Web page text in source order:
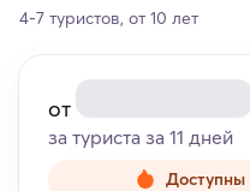
4-7 туристов, от 10 лет
от
за туриста за 11 дней
Доступны